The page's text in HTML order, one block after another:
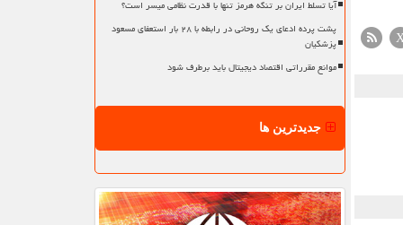
آیا تسلط ایران بر تنگه هرمز تنها با قدرت نظامی میسر است؟
پشت پرده ادعای یک روحانی در رابطه با ۲۸ بار استعفای مسعود
پزشکیان
موانع مقرراتی اقتصاد دیجیتال باید برطرف شود
جدیدترین ها